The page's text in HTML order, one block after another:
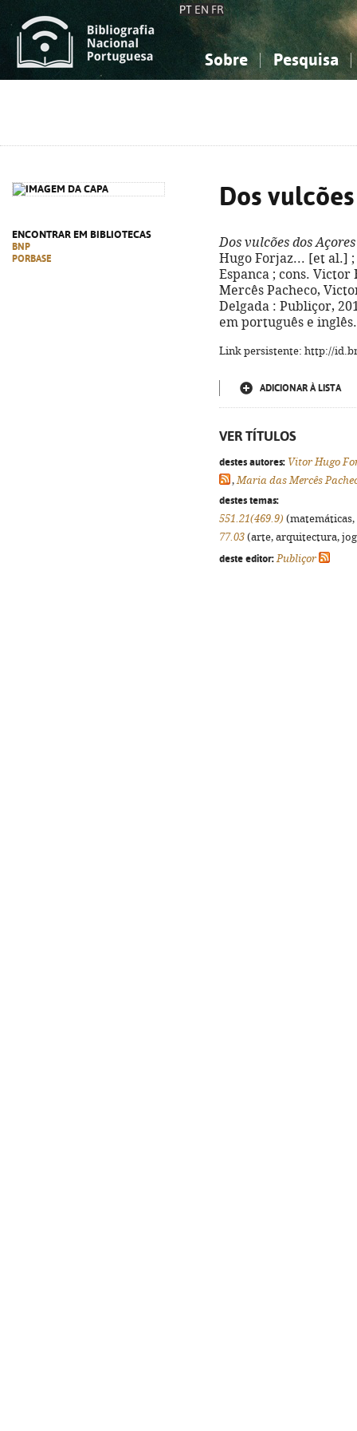
PT EN FR
Sobre Pesquisa
ENCONTRAR EM BIBLIOTECAS
BNP
PORBASE
Dos
Dos vulcões dos Açores
Hugo Forjaz... [et al.]
Espanca ; cons.
Mercês Pacheco,
Delgada : Publiçor,
em português e
Link persistente: http://
ADICIONAR À LISTA
VER TÍTULOS
destes autores: Vitor Hugo
,Maria das Mercês
destes temas:
551.21(469.9)
77.03 (arte, arquitectura,
deste editor: Publiçor